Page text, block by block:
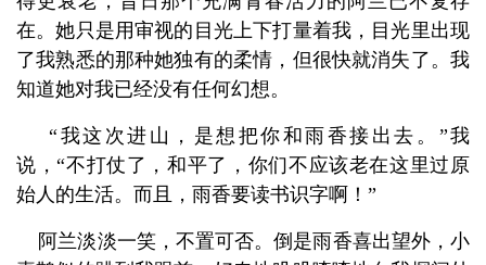
在。她只是用审视的目光上下打量着我，目光里出现
了我熟悉的那种她独有的柔情，但很快就消失了。我
知道她对我已经没有任何幻想。
“我这次进山，是想把你和雨香接出去。 ”我
说，“不打仗了，和平了，你们不应该老在这里过原
始人的生活。而且，雨香要读书识字啊！ ”
阿兰淡淡一笑，不置可否。倒是雨香喜出望外，小